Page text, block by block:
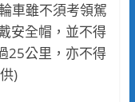
車雖不須考領駕
安全帽，並不得
25公里，亦不得
)